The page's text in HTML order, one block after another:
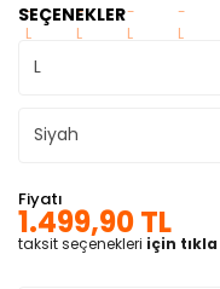
SEÇENEKLER
Fiyatı
1.499,90 TL
taksit seçenekleri için tıkla